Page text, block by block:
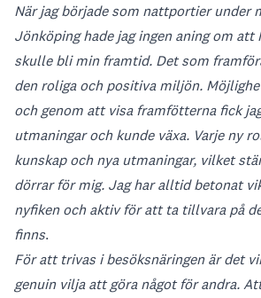
När jag började som nattportier under
Jönköping hade jag ingen aning om
skulle bli min framtid. Det som
den roliga och positiva miljön.
och genom att visa framfötterna fick
utmaningar och kunde växa. Varje ny
kunskap och nya utmaningar, vilket
dörrar för mig. Jag har alltid betonat
nyfiken och aktiv för att ta tillvara på
finns.
För att trivas i besöksnäringen är det
genuin vilja att göra något för andra.